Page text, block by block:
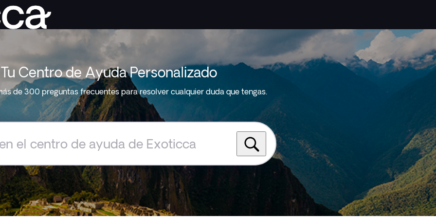
Tu Centro de Ayuda Personalizado
de 300 preguntas frecuentes para resolver cualquier duda que tengas.